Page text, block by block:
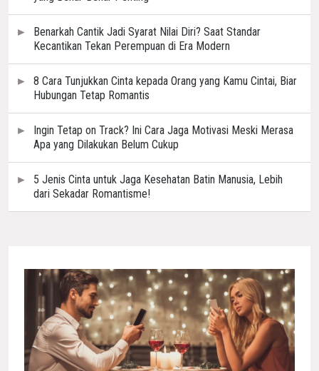
Benarkah Cantik Jadi Syarat Nilai Diri? Saat Standar
Kecantikan Tekan Perempuan di Era Modern
8 Cara Tunjukkan Cinta kepada Orang yang Kamu Cintai, Biar
Hubungan Tetap Romantis
Ingin Tetap on Track? Ini Cara Jaga Motivasi Meski Merasa
Apa yang Dilakukan Belum Cukup
5 Jenis Cinta untuk Jaga Kesehatan Batin Manusia, Lebih
dari Sekadar Romantisme!